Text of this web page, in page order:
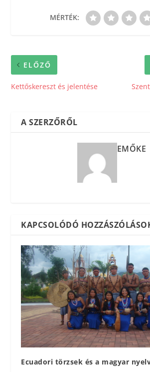
MÉRTÉK:
ELŐZŐ
Kettőskereszt és jelentése
A SZERZŐRŐL
EMŐKE
KAPCSOLÓDÓ
Ecuadori törzsek és a magyar